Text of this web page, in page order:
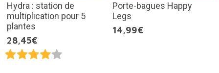
Hydra : station de
multiplication pour 5
plantes
28,45€
Porte-bagues Happy
Legs
14,99€